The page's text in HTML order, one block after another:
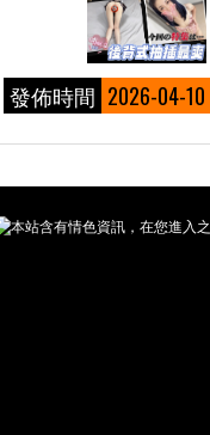
發佈時間 2026-04-10
本站含有情色資訊，在您進入